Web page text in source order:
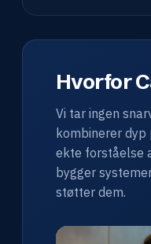
Hvorfor
Vi tar ingen
kombinerer
ekte forståelse
bygger
støtter dem.